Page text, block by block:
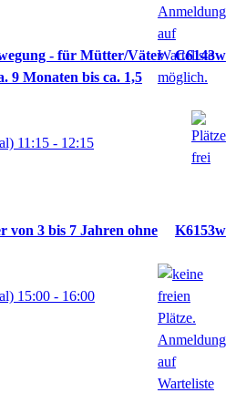
- für Mütter/Väter
9 Monaten bis ca. 1,5
C6143w
11:15 - 12:15
von 3 bis 7 Jahren ohne
K6153w
15:00 - 16:00